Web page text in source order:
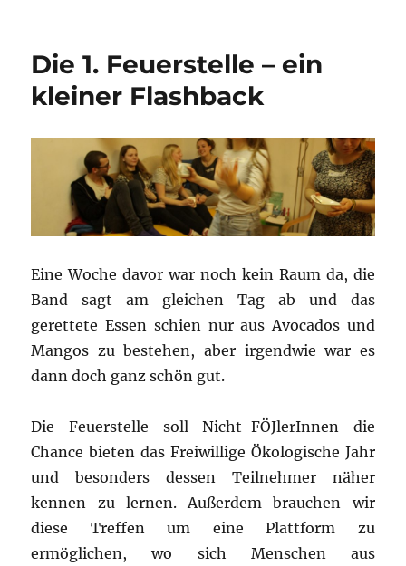
Die 1. Feuerstelle – ein
kleiner Flashback
Eine Woche davor war noch kein Raum da, die
Band sagt am gleichen Tag ab und das
gerettete Essen schien nur aus Avocados und
Mangos zu bestehen, aber irgendwie war es
dann doch ganz schön gut.
Die Feuerstelle soll Nicht-FÖJlerInnen die
Chance bieten das Freiwillige Ökologische Jahr
und besonders dessen Teilnehmer näher
kennen zu lernen. Außerdem brauchen wir
diese Treffen um eine Plattform zu
ermöglichen, wo sich Menschen aus